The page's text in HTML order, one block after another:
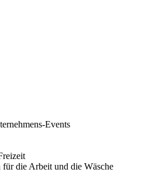
Events
die Arbeit und die Wäsche